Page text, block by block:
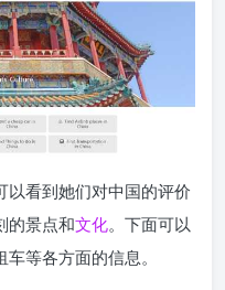
以看到她们对中国的评价
的景点和文化。下面可以
等各方面的信息。